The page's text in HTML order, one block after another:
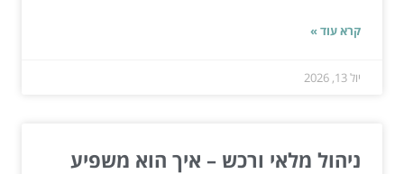
קרא עוד »
יול 13, 2026
ניהול מלאי ורכש – איך הוא משפיע